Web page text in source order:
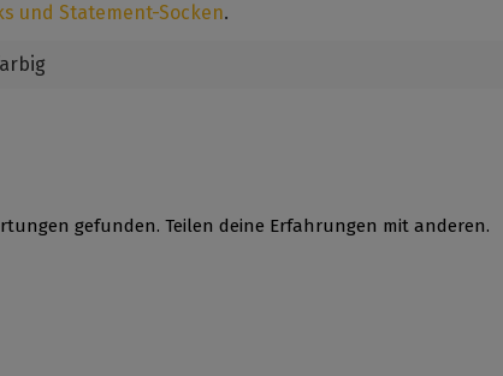
und Statement-Socken.
gefunden. Teilen deine Erfahrungen mit anderen.